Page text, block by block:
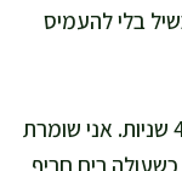
בלי להעמיס
אני מוסיפה שום ומערבבת עוד 30–40 שניות. אני שומרת
כשעולה ריח חריף